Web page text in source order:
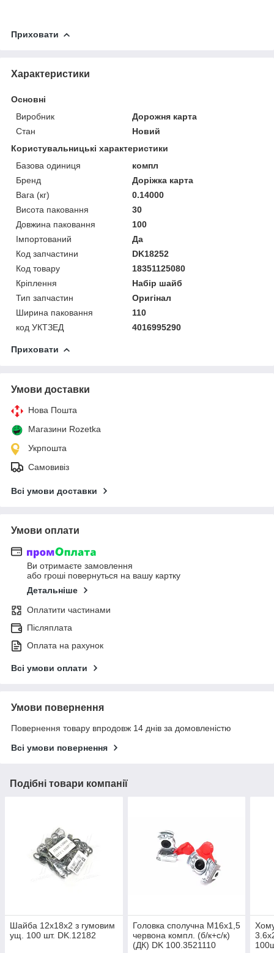
Приховати
Характеристики
Основні
Виробник
Дорожня карта
Стан
Новий
Користувальницькі характеристики
Базова одиниця
компл
Бренд
Доріжка карта
Вага (кг)
0.14000
Висота паковання
30
Довжина паковання
100
Імпортований
Да
Код запчастини
DK18252
Код товару
18351125080
Кріплення
Набір шайб
Тип запчастин
Оригінал
Ширина паковання
110
код УКТЗЕД
4016995290
Приховати
Умови доставки
Нова Пошта
Магазини Rozetka
Укрпошта
Самовивіз
Всі умови доставки
Умови оплати
Ви отримаєте замовлення
або гроші повернуться на вашу картку
Детальніше
Оплатити частинами
Післяплата
Оплата на рахунок
Всі умови оплати
Умови повернення
Повернення товару впродовж 14 днів за домовленістю
Всі умови повернення
Подібні товари компанії
Шайба 12х18х2 з гумовим
ущ. 100 шт. DK.12182
Головка сполучна М16х1,5
червона компл. (б/к+с/к)
(ДК) DK 100.3521110